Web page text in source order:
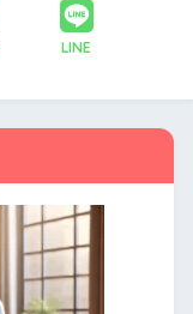
LINE